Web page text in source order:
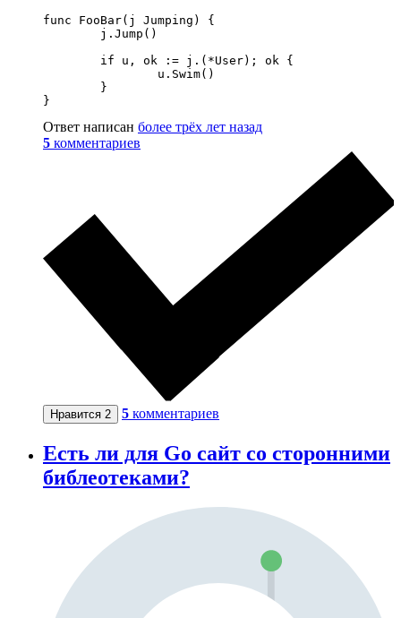
func FooBar(j Jumping) {
}
Ответ написан более трёх лет назад
5 комментариев
Нравится 2 5 комментариев
Есть ли для Go сайт со сторонними
библеотеками?